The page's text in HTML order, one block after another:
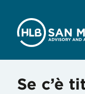
Se c’è